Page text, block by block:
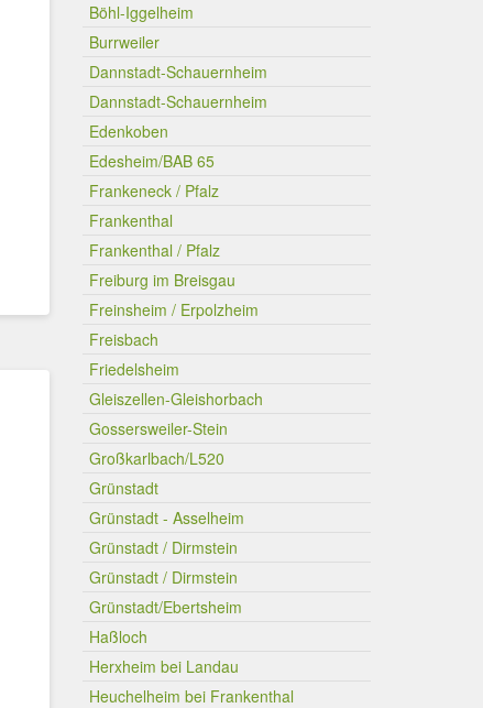
Böhl-Iggelheim
Burrweiler
Dannstadt-Schauernheim
Dannstadt-Schauernheim
Edenkoben
Edesheim/BAB 65
Frankeneck / Pfalz
Frankenthal
Frankenthal / Pfalz
Freiburg im Breisgau
Freinsheim / Erpolzheim
Freisbach
Friedelsheim
Gleiszellen-Gleishorbach
Gossersweiler-Stein
Großkarlbach/L520
Grünstadt
Grünstadt - Asselheim
Grünstadt / Dirmstein
Grünstadt / Dirmstein
Grünstadt/Ebertsheim
Haßloch
Herxheim bei Landau
Heuchelheim bei Frankenthal